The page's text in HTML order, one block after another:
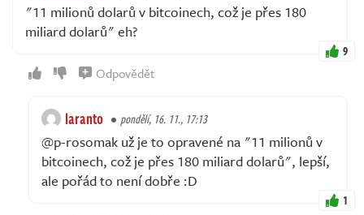
"11 milionů dolarů v bitcoinech, což je přes 180
miliard dolarů" eh?
9
Odpovědět
laranto pondělí, 16. 11., 17:13
@p-rosomak už je to opravené na "11 milionů v
bitcoinech, což je přes 180 miliard dolarů", lepší,
ale pořád to není dobře :D
1